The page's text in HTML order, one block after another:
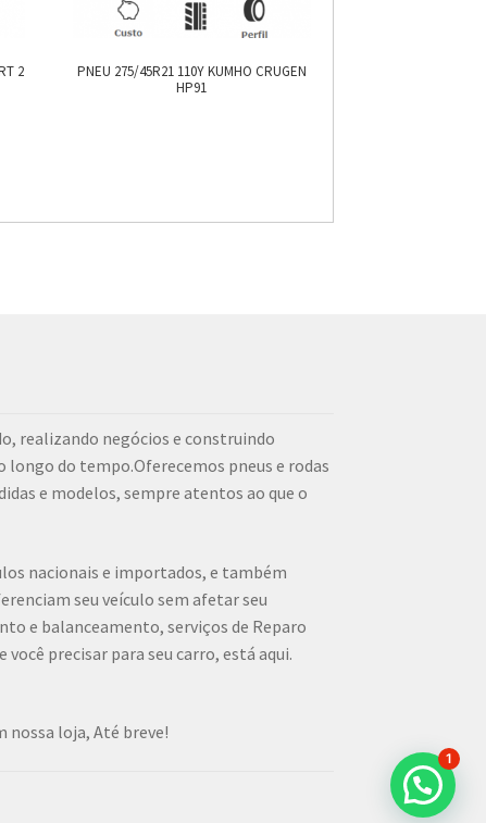
2
PNEU 275/45R21 110Y KUMHO CRUGEN
HP91
realizando negócios e construindo
longo do tempo.Oferecemos pneus e rodas
e modelos, sempre atentos ao que o
nacionais e importados, e também
seu veículo sem afetar seu
e balanceamento, serviços de Reparo
precisar para seu carro, está aqui.
nossa loja, Até breve!
1